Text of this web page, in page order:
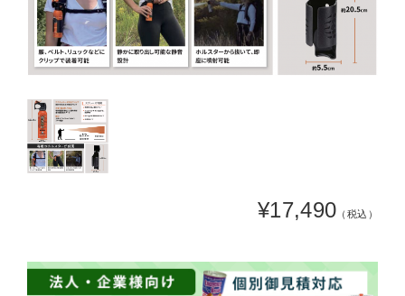
¥17,490 （税込）